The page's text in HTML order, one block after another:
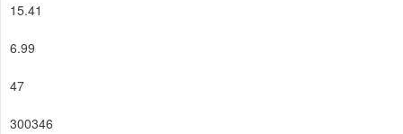
15.41
6.99
47
300346